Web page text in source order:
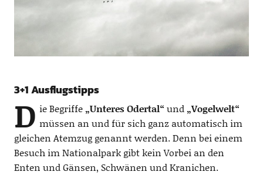
3+1 Ausflugstipps
D ie Begriffe„Unteres Odertal“ und„Vogelwelt“
müssen an und für sich ganz automatisch im
gleichen Atemzug genannt werden. Denn bei einem
Besuch im Nationalpark gibt kein Vorbei an den
Enten und Gänsen, Schwänen und Kranichen.